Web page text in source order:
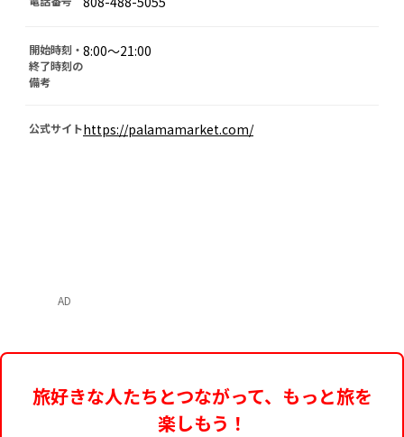
開始時刻・
終了時刻の
備考
8:00～21:00
公式サイトhttps://palamamarket.com/
AD
旅好きな人たちとつながって、もっと旅を
楽しもう！